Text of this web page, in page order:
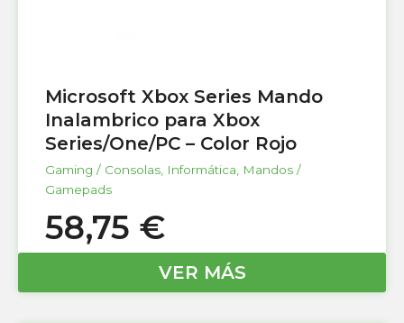
Microsoft Xbox Series Mando
Inalambrico para Xbox
Series/One/PC – Color Rojo
Gaming / Consolas Informática
Mandos /
Gamepads
58,75 €
VER MÁS